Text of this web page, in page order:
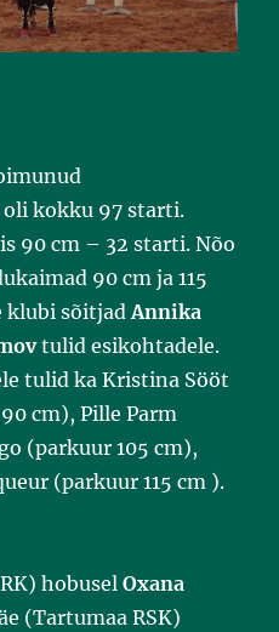
kokku 97 starti.
90 cm – 32 starti. Nõo
90 cm ja 115
klubi sõitjadAnnika
tulid esikohtadele.
tulid ka Kristina Sööt
cm), Pille Parm
(parkuur 105 cm),
(parkuur 115 cm ).
hobuselOxana
(Tartumaa RSK)